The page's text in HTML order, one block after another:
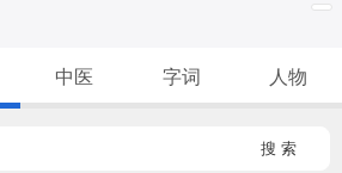
中医 字词 人物
搜 索